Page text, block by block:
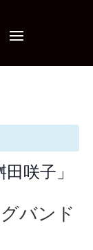
咲子」
バンド